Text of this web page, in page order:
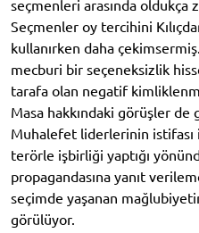
seçmenleri arasında oldukça
Seçmenler oy tercihini
kullanırken daha
mecburi bir seçeneksizlik
tarafa olan negatif
Masa hakkındaki görüşler de
Muhalefet liderlerinin
terörle işbirliği yaptığı
propagandasına yanıt
seçimde yaşanan
görülüyor.